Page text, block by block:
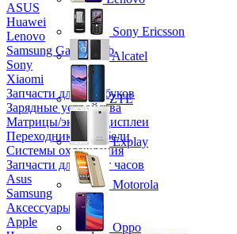
ASUS
Huawei
Lenovo
Samsung Galaxy Tab
Sony
Xiaomi
Запчасти для ноутбуков
Зарядные устройства
Матрицы/экраны/дисплеи
Переходники и кабели
Системы охлаждения
Запчасти для смарт часов
Asus
Samsung
Аксессуары
Apple
Sony Ericsson
Alcatel
ZTE
Explay
Motorola
Oppo